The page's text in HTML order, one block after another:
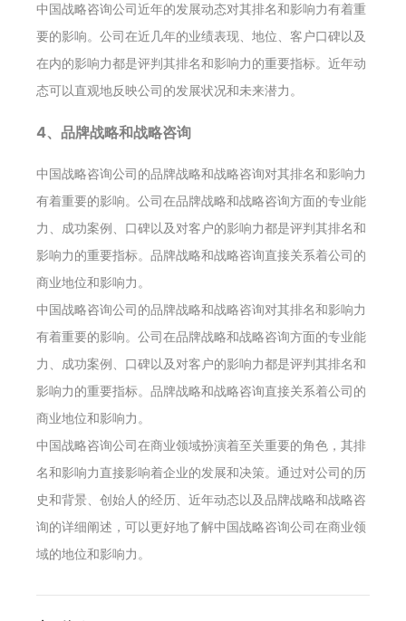
中国战略咨询公司近年的发展动态对其排名和影响力有着重
要的影响。公司在近几年的业绩表现、地位、客户口碑以及
在内的影响力都是评判其排名和影响力的重要指标。近年动
态可以直观地反映公司的发展状况和未来潜力。
4、品牌战略和战略咨询
中国战略咨询公司的品牌战略和战略咨询对其排名和影响力
有着重要的影响。公司在品牌战略和战略咨询方面的专业能
力、成功案例、口碑以及对客户的影响力都是评判其排名和
影响力的重要指标。品牌战略和战略咨询直接关系着公司的
商业地位和影响力。
中国战略咨询公司的品牌战略和战略咨询对其排名和影响力
有着重要的影响。公司在品牌战略和战略咨询方面的专业能
力、成功案例、口碑以及对客户的影响力都是评判其排名和
影响力的重要指标。品牌战略和战略咨询直接关系着公司的
商业地位和影响力。
中国战略咨询公司在商业领域扮演着至关重要的角色，其排
名和影响力直接影响着企业的发展和决策。通过对公司的历
史和背景、创始人的经历、近年动态以及品牌战略和战略咨
询的详细阐述，可以更好地了解中国战略咨询公司在商业领
域的地位和影响力。